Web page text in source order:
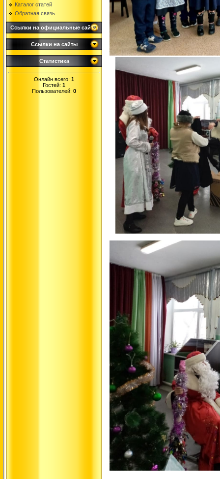
Каталог статей
Обратная связь
Ссылки на официальные сайты
Ссылки на сайты
Статистика
Онлайн всего: 1
Гостей: 1
Пользователей: 0